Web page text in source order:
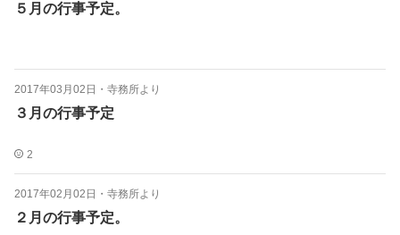
５月の行事予定。
2017年03月02日 ・ 寺務所より
３月の行事予定
2
2017年02月02日 ・ 寺務所より
２月の行事予定。